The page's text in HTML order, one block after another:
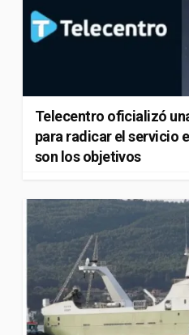
Telecentro oficializó
para radicar el servicio
son los objetivos